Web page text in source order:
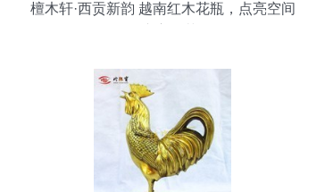
檀木轩·西贡新韵 越南红木花瓶，点亮空间